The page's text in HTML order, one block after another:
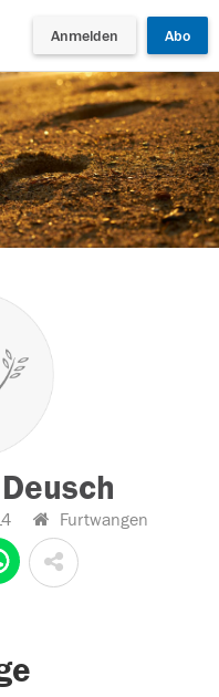
Anmelden Abo
Furtwangen